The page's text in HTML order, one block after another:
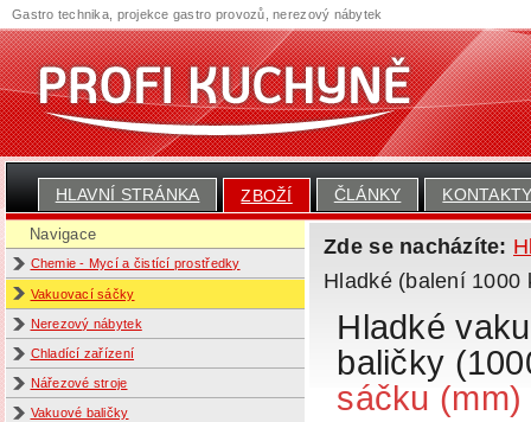
HLAVNÍ STRÁNKA ZBOŽÍ ČLÁNKY
Navigace
Chemie - Mycí a čistící prostředky
Vakuovací sáčky
Nerezový nábytek
Chladící zařízení
Nářezové stroje
Vakuové baličky
Zde se nacházíte:
Hladké (balení 1000
Hladké
baličky
sáčku (mm)
Gastro technika, projekce gastro provozů, nerezový nábytek